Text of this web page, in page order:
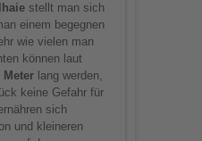
stellt man sich
einem begegnen
wie vielen man
können laut
Meterlang werden,
keine Gefahr für
sich
und kleineren